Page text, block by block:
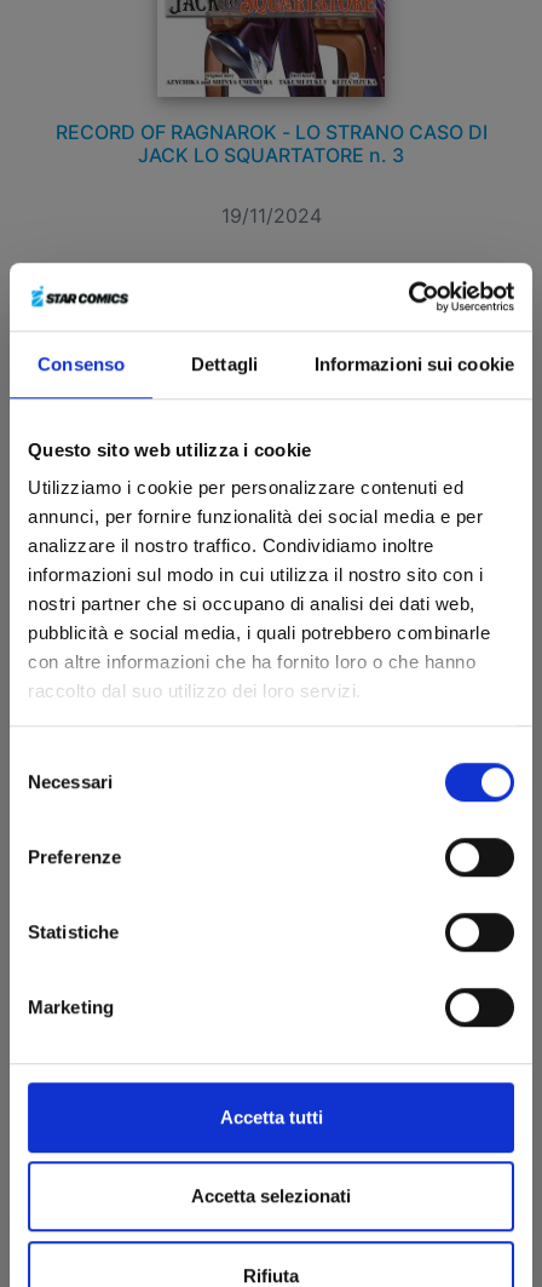
Consenso Dettagli Informazioni sui cookie
Questo sito web utilizza i cookie
Utilizziamo i cookie per personalizzare contenuti ed
annunci, per fornire funzionalità dei social media e per
analizzare il nostro traffico. Condividiamo inoltre
informazioni sul modo in cui utilizza il nostro sito con i
nostri partner che si occupano di analisi dei dati web,
pubblicità e social media, i quali potrebbero combinarle
con altre informazioni che ha fornito loro o che hanno
raccolto dal suo utilizzo dei loro servizi.
delNecessari
Preferenze
Statistiche
Marketing
Accetta tutti
Accetta selezionati
Rifiuta
RECORD OF RAGNAROK - LO STRANO CASO DI
JACK LO SQUARTATORE n. 3
19/11/2024
JACK LO SQUARTATORE n. 2